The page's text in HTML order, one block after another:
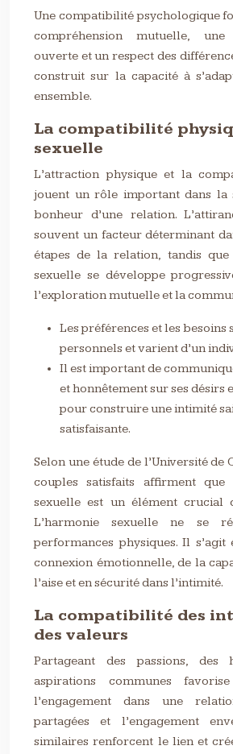
Une compatibilité psychologique
compréhension mutuelle, une
ouverte et un respect des
construit sur la capacité à
ensemble.
La compatibilité
sexuelle
L’attraction physique et la
jouent un rôle important dans la
bonheur d’une relation.
souvent un facteur déterminant
étapes de la relation, tandis
sexuelle se développe
l’exploration mutuelle et la
Les préférences et les besoins
personnels et varient d’un
Il est important de
et honnêtement sur ses désirs
pour construire une intimité
satisfaisante.
Selon une étude de l’Université de
couples satisfaits affirment
sexuelle est un élément crucial
L’harmonie sexuelle ne se
performances physiques. Il s’agit
connexion émotionnelle, de la
l’aise et en sécurité dans l’intimité.
La compatibilité des
des valeurs
Partageant des passions, des
aspirations communes
l’engagement dans une
partagées et l’engagement
similaires renforcent le lien et